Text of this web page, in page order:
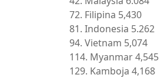
72. Filipina 5,430
81. Indonesia 5.262
94. Vietnam 5,074
114. Myanmar 4,545
129. Kamboja 4,168